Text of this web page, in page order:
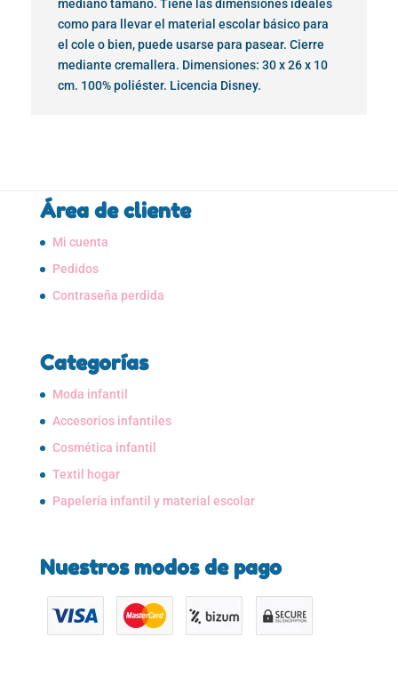
mediano tamaño. Tiene las dimensiones ideales
como para llevar el material escolar básico para
el cole o bien, puede usarse para pasear. Cierre
mediante cremallera. Dimensiones: 30 x 26 x 10
cm. 100% poliéster. Licencia Disney.
Área de cliente
Mi cuenta
Pedidos
Contraseña perdida
Categorías
Moda infantil
Accesorios infantiles
Cosmética infantil
Textil hogar
Papelería infantil y material escolar
Nuestros modos de pago